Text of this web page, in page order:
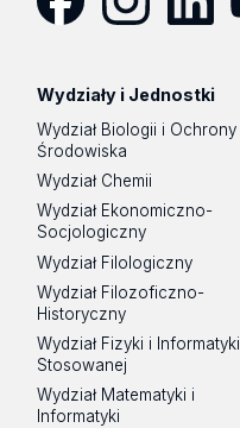
Wydziały i Jednostki
Wydział Biologii i Ochrony
Środowiska
Wydział Chemii
Wydział Ekonomiczno-
Socjologiczny
Wydział Filologiczny
Wydział Filozoficzno-
Historyczny
Wydział Fizyki i Informatyki
Stosowanej
Wydział Matematyki i
Informatyki